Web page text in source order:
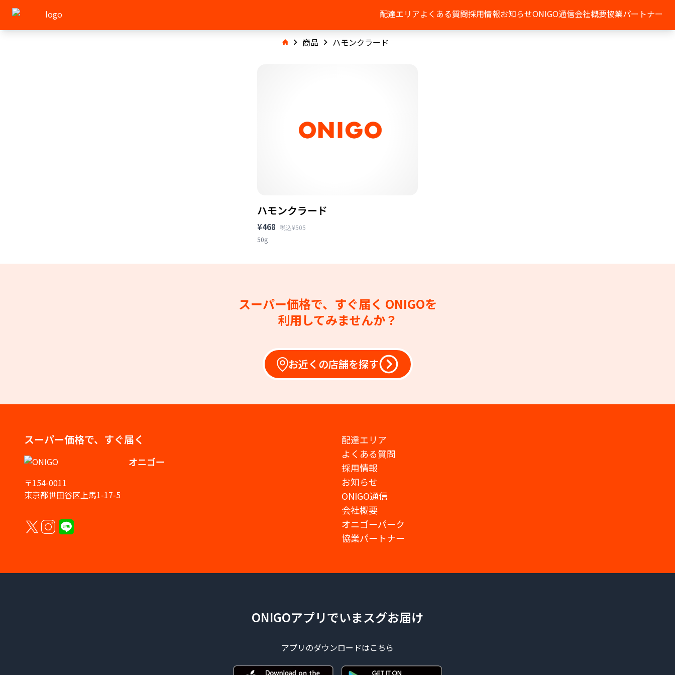
配達エリアよくある質問採用情報お知らせONIGO通信会社概要協業パートナー
商品 ハモンクラード
ハモンクラード
¥468 税込¥505
50g
スーパー価格で、すぐ届く ONIGOを
利用してみませんか？
お近くの店舗を探す
スーパー価格で、すぐ届く
オニゴー
〒154-0011
東京都世田谷区上馬1-17-5
配達エリア
よくある質問
採用情報
お知らせ
ONIGO通信
会社概要
オニゴーパーク
協業パートナー
ONIGOアプリでいまスグお届け
アプリのダウンロードはこちら